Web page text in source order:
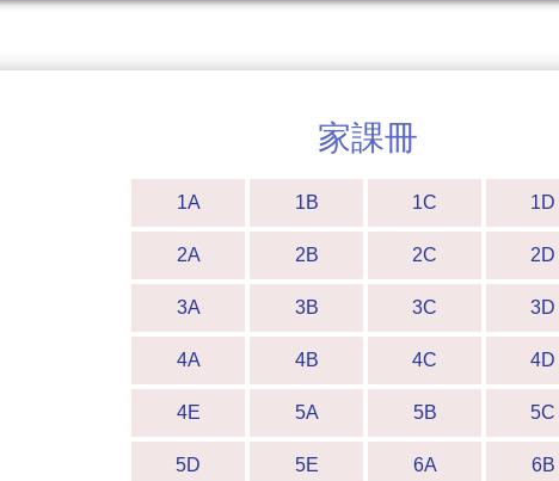
家課冊
1A 1B 1C 1D
2A 2B 2C 2D
3A 3B 3C 3D
4A 4B 4C 4D
4E 5A 5B 5C
5D 5E 6A 6B